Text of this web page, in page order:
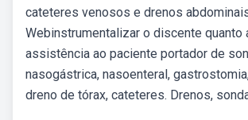
cateteres venosos e drenos
Webinstrumentalizar o discente quanto
assistência ao paciente portador de
nasogástrica, nasoenteral,
dreno de tórax, cateteres. Drenos,